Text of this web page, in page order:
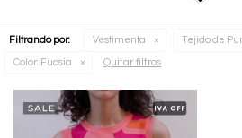
Filtrando por: Vestimenta Tejido de
Color: Fucsia Quitar filtros